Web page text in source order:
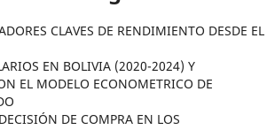
CLAVES DE RENDIMIENTO DESDE EL
EN BOLIVIA (2020-2024) Y
EL MODELO ECONOMETRICO DE
DE COMPRA EN LOS